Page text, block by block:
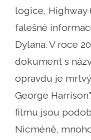
logice, Highway
falešné
Dylana. V roce
dokument s
opravdu je
George
filmu jsou
Nicméně,